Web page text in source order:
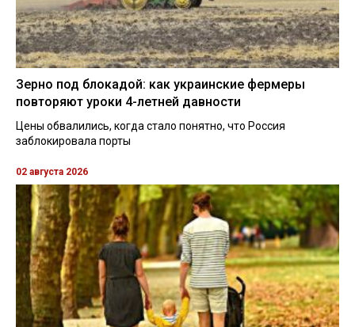
Зерно под блокадой: как украинские фермеры
повторяют уроки 4-летней давности
Цены обвалились, когда стало понятно, что Россия
заблокировала порты
02 августа 2026